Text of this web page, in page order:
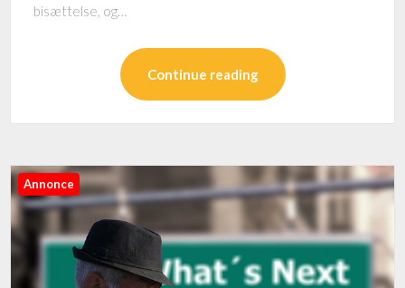
bisættelse, og…
Continue reading
Annonce